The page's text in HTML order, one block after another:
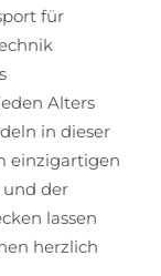
für
Alters
in dieser
einzigartigen
und der
lassen
herzlich